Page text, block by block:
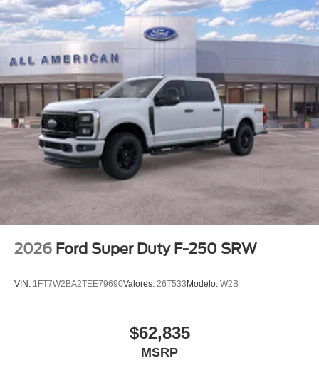
2026 Ford Super Duty F-250 SRW
VIN: 1FT7W2BA2TEE79690Valores: 26T533 Modelo: W2B
$62,835
MSRP